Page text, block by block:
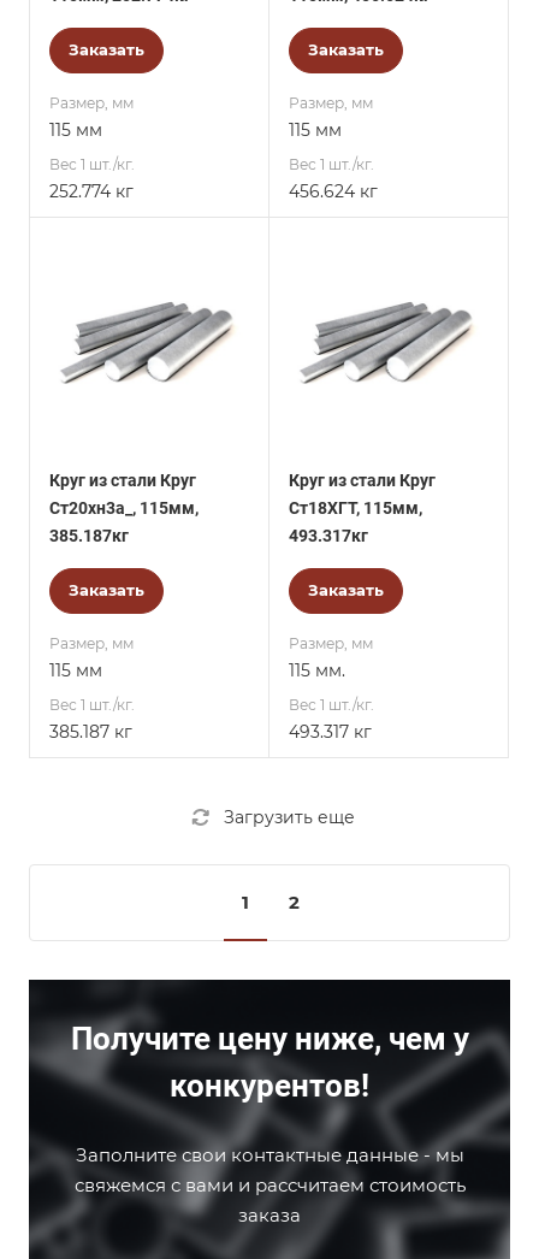
Заказать
Размер, мм
115 мм
Вес 1 шт./кг.
252.774 кг
Заказать
Размер, мм
115 мм
Вес 1 шт./кг.
456.624 кг
Круг из стали Круг
Ст20хн3а_, 115мм,
385.187кг
Заказать
Размер, мм
115 мм
Вес 1 шт./кг.
385.187 кг
Круг из стали Круг
Ст18ХГТ, 115мм,
493.317кг
Заказать
Размер, мм
115 мм.
Вес 1 шт./кг.
493.317 кг
Загрузить еще
1 2
Получите цену ниже, чем у
конкурентов!
Заполните свои контактные данные - мы
свяжемся с вами и рассчитаем стоимость
заказа